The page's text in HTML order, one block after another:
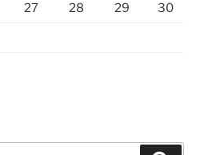
27 28 29 30